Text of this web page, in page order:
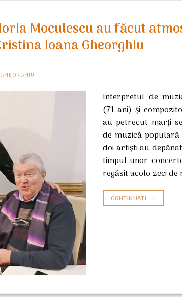
Moculescu au făcut
Ioana Gheorghiu
Interpretul de
(71 ani) și
au petrecut marți
de muzică
doi artiști au
timpul unor
regăsit acolo zeci
CONTINUATI →